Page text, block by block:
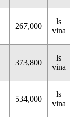
267,000
ls
vina
373,800
ls
vina
534,000
ls
vina